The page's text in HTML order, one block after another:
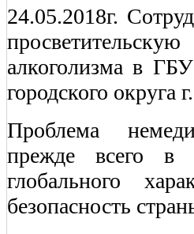
24.05.2018г.
алкоголизма в
городского округа
Проблема
прежде всего в
глобального
безопасность